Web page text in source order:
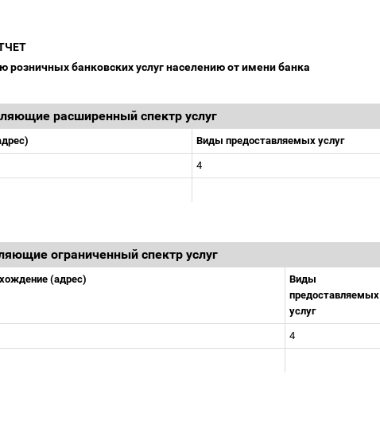
банковских услуг населению от имени банка
расширенный спектр услуг
Виды предоставляемых услуг
4
ограниченный спектр услуг
(адрес)
Виды
предоставляемых
услуг
4